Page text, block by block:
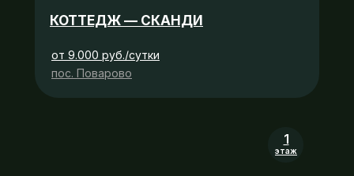
КОТТЕДЖ — СКАНДИ
от 9.000 руб./сутки
пос. Поварово
этаж
1